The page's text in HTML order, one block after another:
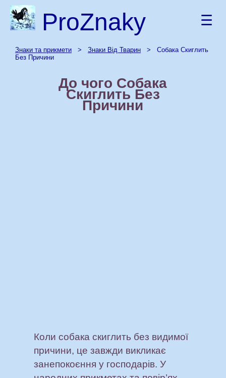
ProZnaky ☰
Знаки та прикмети > Знаки Від Тварин > Собака Скиглить
Без Причини
До чого Собака
Скиглить Без
Причини
Коли собака скиглить без видимої
причини, це завжди викликає
занепокоєння у господарів. У